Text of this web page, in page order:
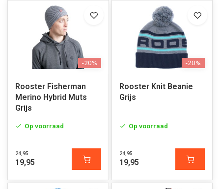
-20%
Rooster Fisherman
Merino Hybrid Muts
Grijs
Op voorraad
24,95
19,95
-20%
Rooster Knit Beanie
Grijs
Op voorraad
24,95
19,95